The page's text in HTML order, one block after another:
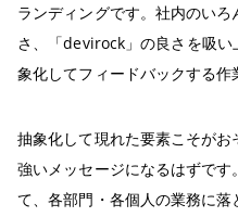
ランディングです。社内のい
さ、「devirock」の良さを吸
象化してフィードバックする作
抽象化して現れた要素こそが
強いメッセージになるはずで
て、各部門・各個人の業務に